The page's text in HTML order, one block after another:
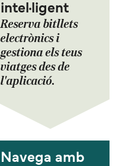
intel·ligent
Reserva bitllets
electrònics i
gestiona els teus
viatges des de
l'aplicació.
Navega amb